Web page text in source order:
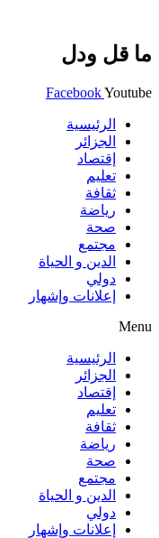
ما قل ودل
FacebookYoutube
الرئيسية
الجزائر
إقتصاد
تعليم
ثقافة
رياضة
صحة
مجتمع
الدين و الحياة
دولي
إعلانات وإشهار
Menu
الرئيسية
الجزائر
إقتصاد
تعليم
ثقافة
رياضة
صحة
مجتمع
الدين و الحياة
دولي
إعلانات وإشهار